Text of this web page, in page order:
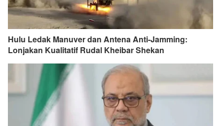
Hulu Ledak Manuver dan Antena Anti-Jamming:
Lonjakan Kualitatif Rudal Kheibar Shekan